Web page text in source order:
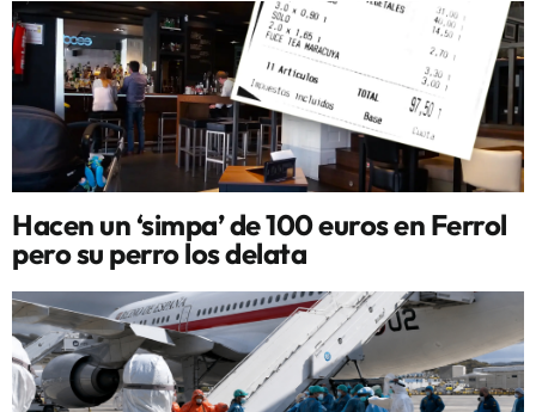
Hacen un ‘simpa’ de 100 euros en Ferrol
pero su perro los delata